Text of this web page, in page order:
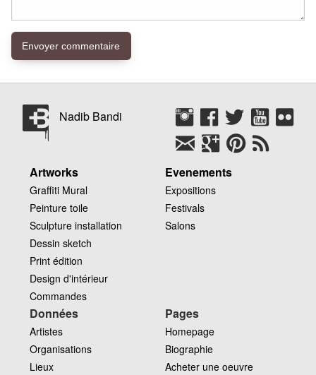
Nadib Bandi
Artworks
Graffiti Mural
Peinture toile
Sculpture installation
Dessin sketch
Print édition
Design d'intérieur
Commandes
Evenements
Expositions
Festivals
Salons
Données
Artistes
Organisations
Lieux
Pages
Homepage
Biographie
Acheter une oeuvre